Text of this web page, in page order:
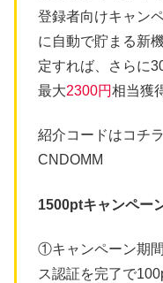
登録者向けキャン
に自動で貯まる新
定すれば、さらに
最大2300円相当獲
紹介コードはコチラ
CNDOMM
1500ptキャンペー
①キャンペーン期
ス認証を完了で